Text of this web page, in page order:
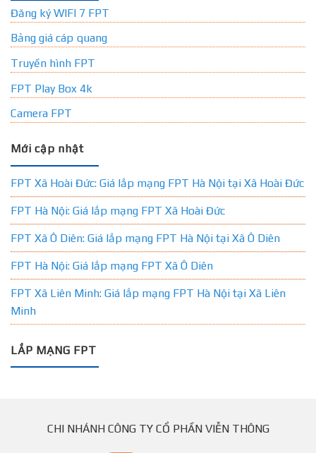
Đăng ký WIFI 7 FPT
Bảng giá cáp quang
Truyền hình FPT
FPT Play Box 4k
Camera FPT
Mới cập nhật
FPT Xã Hoài Đức: Giá lắp mạng FPT Hà Nội tại Xã Hoài Đức
FPT Hà Nội: Giá lắp mạng FPT Xã Hoài Đức
FPT Xã Ô Diên: Giá lắp mạng FPT Hà Nội tại Xã Ô Diên
FPT Hà Nội: Giá lắp mạng FPT Xã Ô Diên
FPT Xã Liên Minh: Giá lắp mạng FPT Hà Nội tại Xã Liên
Minh
LẮP MẠNG FPT
CHI NHÁNH CÔNG TY CỔ PHẦN VIỄN THÔNG